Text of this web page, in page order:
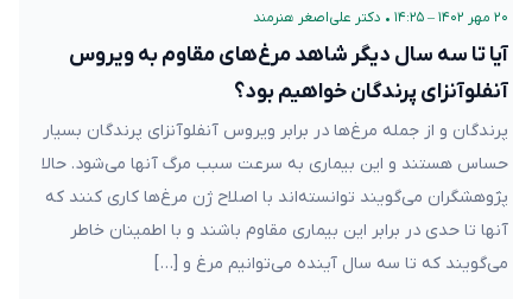
۲۰ مهر ۱۴۰۲ – ۱۴:۲۵ • دکتر علی‌اصغر هنرمند
آیا تا سه سال دیگر شاهد مرغ‌های مقاوم به ویروس
آنفلوآنزای پرندگان خواهیم بود؟
پرندگان و از جمله مرغ‌ها در برابر ویروس آنفلوآنزای پرندگان بسیار
حساس هستند و این بیماری به سرعت سبب مرگ آنها می‌شود. حالا
پژوهشگران می‌گویند توانسته‌اند با اصلاح ژن مرغ‌ها کاری کنند که
آنها تا حدی در برابر این بیماری مقاوم باشند و با اطمینان خاطر
می‌گویند که تا سه سال آینده می‌توانیم مرغ و […]